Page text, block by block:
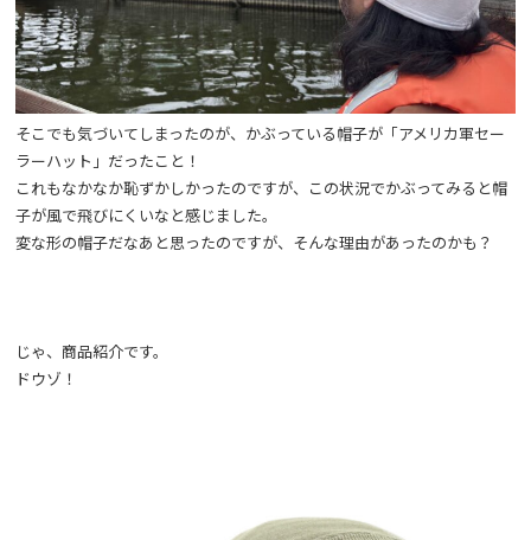
そこでも気づいてしまったのが、かぶっている帽子が「アメリカ軍セー
ラーハット」だったこと！
これもなかなか恥ずかしかったのですが、この状況でかぶってみると帽
子が風で飛びにくいなと感じました。
変な形の帽子だなあと思ったのですが、そんな理由があったのかも？
じゃ、商品紹介です。
ドウゾ！